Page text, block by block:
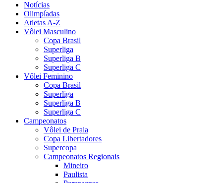
Notícias
Olimpíadas
Atletas A-Z
Vôlei Masculino
Copa Brasil
Superliga
Superliga B
Superliga C
Vôlei Feminino
Copa Brasil
Superliga
Superliga B
Superliga C
Campeonatos
Vôlei de Praia
Copa Libertadores
Supercopa
Campeonatos Regionais
Mineiro
Paulista